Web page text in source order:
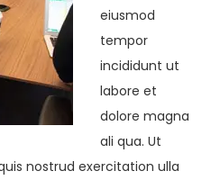
eiusmod
tempor
incididunt ut
labore et
dolore magna
ali qua. Ut
nostrud exercitation ulla